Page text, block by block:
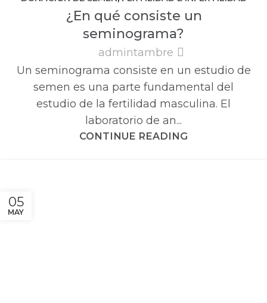
MASCULINA
¿En qué consiste un
seminograma?
admintambre
Un seminograma consiste en un estudio de
semen es una parte fundamental del
estudio de la fertilidad masculina. El
laboratorio de an...
CONTINUE READING
05
MAY